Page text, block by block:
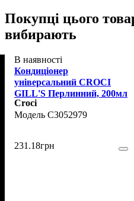
Покупці цього
вибирають
В наявності
Кондиціонер
універсальний CROCI
GILL'S Перлинний, 200мл
Croci
C3052979
231 .18грн